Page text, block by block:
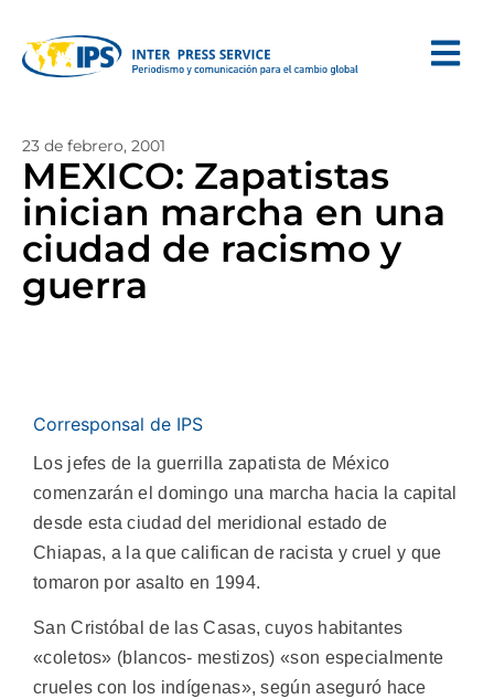
23 de febrero, 2001
MEXICO: Zapatistas
inician marcha en una
ciudad de racismo y
guerra
Corresponsal de IPS
Los jefes de la guerrilla zapatista de México
comenzarán el domingo una marcha hacia la capital
desde esta ciudad del meridional estado de
Chiapas, a la que califican de racista y cruel y que
tomaron por asalto en 1994.
San Cristóbal de las Casas, cuyos habitantes
«coletos» (blancos- mestizos) «son especialmente
crueles con los indígenas», según aseguró hace